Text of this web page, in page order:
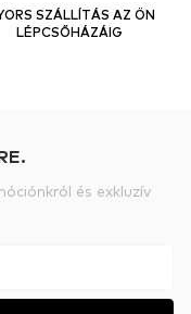
SZÁLLÍTÁS AZ ÖN
LÉPCSŐHÁZÁIG
és exkluzív